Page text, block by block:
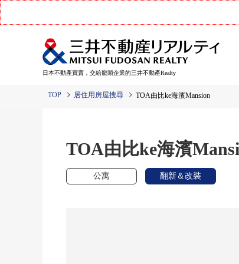
日本不動產買賣，交給龍頭企業的三井不動產Realty
TOP 居住用房屋搜尋 TOA由比ke海濱Mansion
TOA由比ke海濱
公寓 翻新＆改裝